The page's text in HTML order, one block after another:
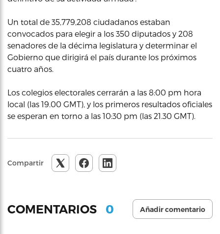
Un total de 35,779,208 ciudadanos estaban
convocados para elegir a los 350 diputados y 208
senadores de la décima legislatura y determinar el
Gobierno que dirigirá el país durante los próximos
cuatro años.
Los colegios electorales cerrarán a las 8:00 pm hora
local (las 19.00 GMT), y los primeros resultados oficiales
se esperan en torno a las 10:30 pm (las 21.30 GMT).
Compartir
COMENTARIOS 0 Añadir comentario